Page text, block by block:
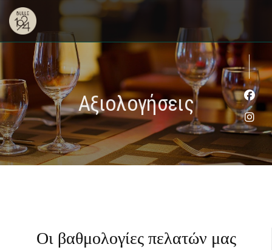
Αξιολογήσεις
Οι βαθμολογίες πελατών μας